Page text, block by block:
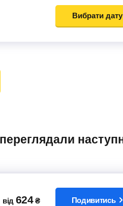
Вибрати дату
від 624 ₴ Подивитись